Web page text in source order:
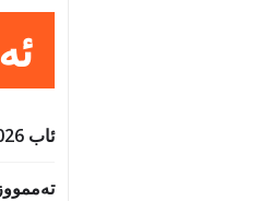
ئاب 2026
تەممووز 2026